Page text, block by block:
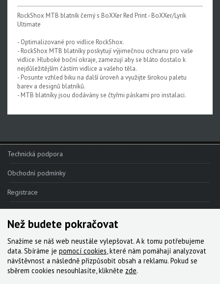
Reverb
Oleje, maziva, kapaliny
Odvzdušňovací sady
Upgrade kity
Náhradní díly k tlumičům
Pevné osy
Blatníky
RockShox MTB blatník černý s BoXXer Red Print - BoXXer/Lyrik
Ultimate
- Optimalizované pro vidlice RockShox.
- RockShox MTB blatníky poskytují výjimečnou ochranu pro vaše
vidlice. Hluboké boční okraje, zamezují aby se bláto dostalo k
nejdůležitějším částím vidlice a vašeho těla.
- Posunte vzhled biku na další úroveň a využijte širokou paletu
barev a designů blatníků.
- MTB blatníky jsou dodávány se čtyřmi páskami pro instalaci.
Technická podpora
Obchodní podmínky
Registrace
Reklamace
Kde nakoupit
Kontakt
Servis
Než budete pokračovat
Snažíme se náš web neustále vylepšovat. A k tomu potřebujeme
data. Sbíráme je pomocí cookies, které nám pomáhají analyzovat
návštěvnost a následně přizpůsobit obsah a reklamu. Pokud se
sběrem cookies nesouhlasíte, klikněte zde.